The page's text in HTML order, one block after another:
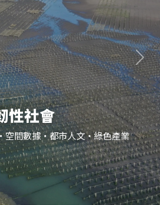
社會
空間數據・都市人文・綠色產業